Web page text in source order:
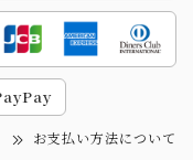
お支払い方法について